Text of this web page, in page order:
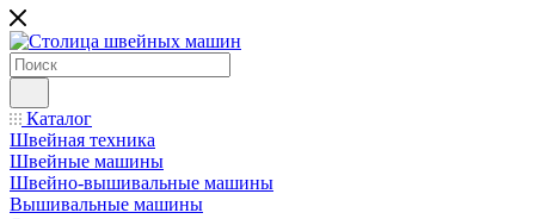
Каталог
Швейная техника
Швейные машины
Швейно-вышивальные машины
Вышивальные машины